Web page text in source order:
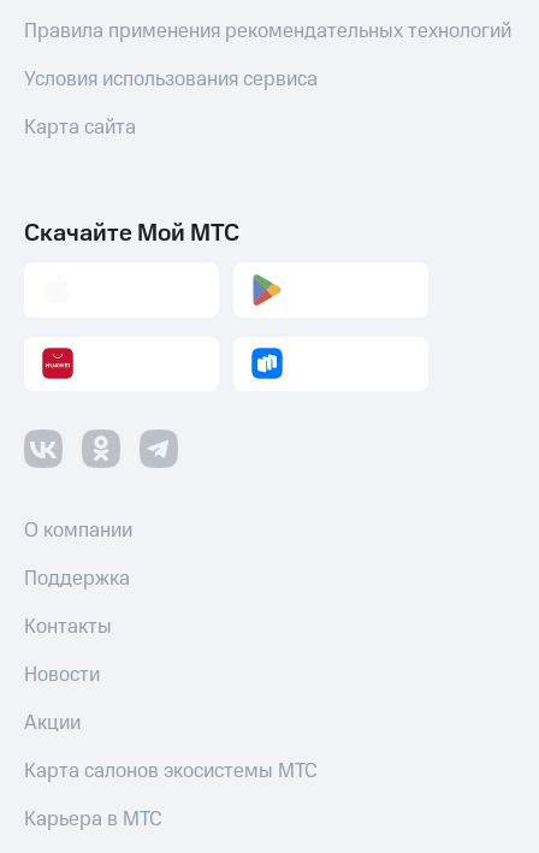
Правила применения рекомендательных технологий
Условия использования сервиса
Карта сайта
Скачайте Мой МТС
О компании
Поддержка
Контакты
Новости
Акции
Карта салонов экосистемы МТС
Карьера в МТС